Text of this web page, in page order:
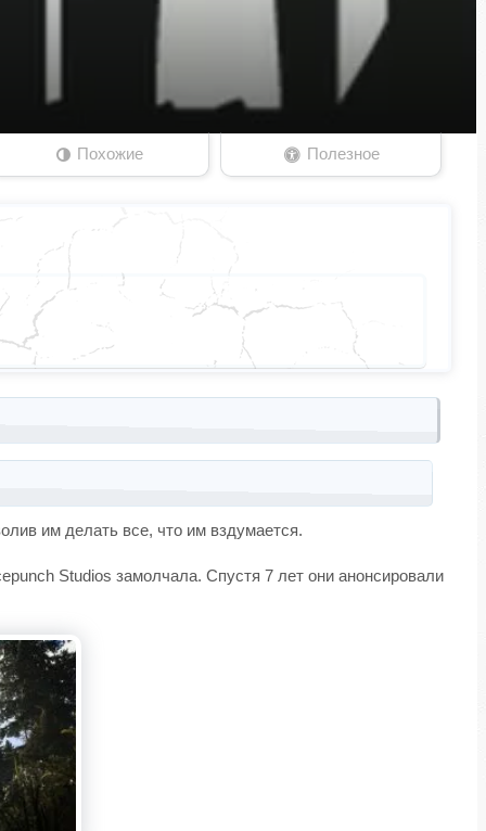
Похожие Полезное
им делать все, что им вздумается.
Studios замолчала. Спустя 7 лет они анонсировали